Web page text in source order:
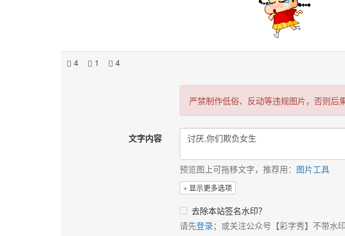
4 1 4
严禁制作低俗、反动等违规图片，否则后
文字内容
预览图上可拖移文字，推荐用： 图片工具
显示更多选项
去除本站签名水印？
请先登录；或关注公众号【彩字秀】不带水